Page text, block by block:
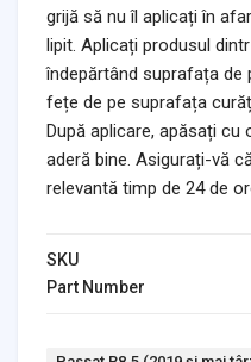
grijă să nu îl aplicați în
lipit. Aplicați produsul
îndepărtând suprafața de
fețe de pe suprafața
După aplicare, apăsați cu
aderă bine. Asigurați-vă
relevantă timp de 24 de
SKU
Part Number
Tags: